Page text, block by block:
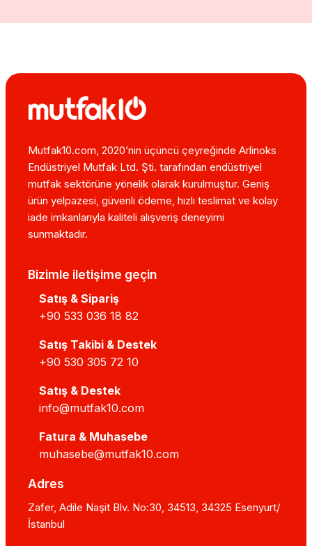
Mutfak10.com, 2020’nin üçüncü çeyreğinde Arlinoks
Endüstriyel Mutfak Ltd. Şti. tarafından endüstriyel
mutfak sektörüne yönelik olarak kurulmuştur. Geniş
ürün yelpazesi, güvenli ödeme, hızlı teslimat ve kolay
iade imkanlarıyla kaliteli alışveriş deneyimi
sunmaktadır.
Bizimle iletişime geçin
Satış & Sipariş
+90 533 036 18 82
Satış Takibi & Destek
+90 530 305 72 10
Satış & Destek
info@mutfak10.com
Fatura & Muhasebe
muhasebe@mutfak10.com
Adres
Zafer, Adile Naşit Blv. No:30, 34513, 34325 Esenyurt/
İstanbul